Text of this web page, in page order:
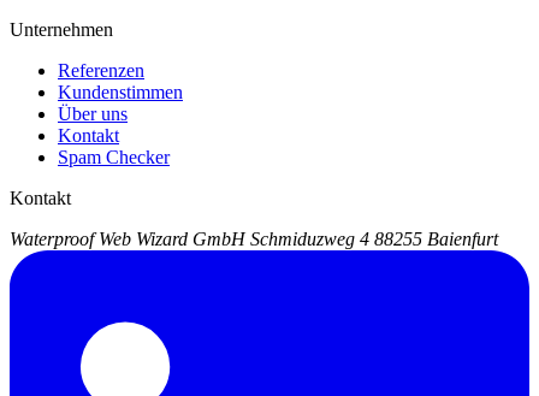
Unternehmen
Referenzen
Kundenstimmen
Über uns
Kontakt
Spam Checker
Kontakt
Waterproof Web Wizard GmbH Schmiduzweg 4 88255 Baienfurt